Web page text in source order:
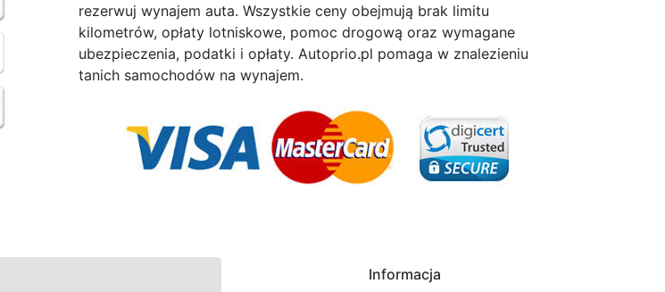
rezerwuj wynajem auta. Wszystkie ceny obejmują brak limitu
kilometrów, opłaty lotniskowe, pomoc drogową oraz wymagane
ubezpieczenia, podatki i opłaty. Autoprio.pl pomaga w znalezieniu
tanich samochodów na wynajem.
Informacja